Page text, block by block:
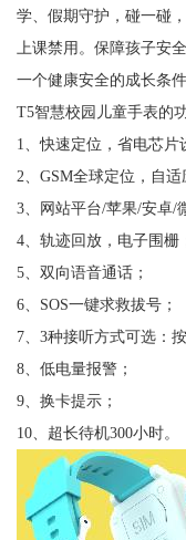
学、假期守护，碰一碰
上课禁用。保障孩子安
一个健康安全的成长条件
T5智慧校园儿童手表的
1、快速定位，省电芯片
2、GSM全球定位，自
3、网站平台/苹果/安卓/
4、轨迹回放，电子围栅
5、双向语音通话；
6、SOS一键求救拔号；
7、3种接听方式可选：
8、低电量报警；
9、换卡提示；
10、超长待机300小时。